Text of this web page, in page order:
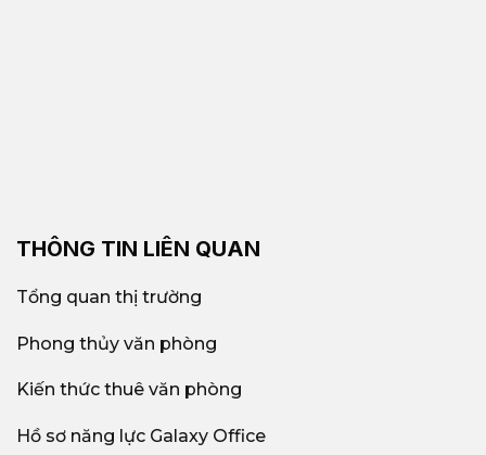
THÔNG TIN LIÊN QUAN
Tổng quan thị trường
Phong thủy văn phòng
Kiến thức thuê văn phòng
Hồ sơ năng lực Galaxy Office